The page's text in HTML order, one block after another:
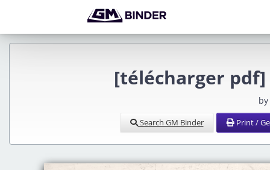
[télécharger pdf]
Search GM Binder Print /